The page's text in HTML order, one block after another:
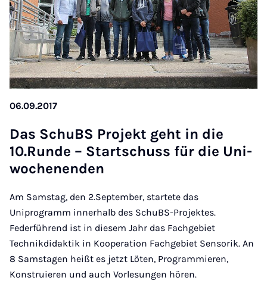
06.09.2017
Das SchuBS Pro­jekt geht in die
10.Run­de – Start­schuss für die Un­i­
wo­chen­en­den
Am Samstag, den 2.September, startete das
Uniprogramm innerhalb des SchuBS-Projektes.
Federführend ist in diesem Jahr das Fachgebiet
Technikdidaktik in Kooperation Fachgebiet Sensorik. An
8 Samstagen heißt es jetzt Löten, Programmieren,
Konstruieren und auch Vorlesungen hören.